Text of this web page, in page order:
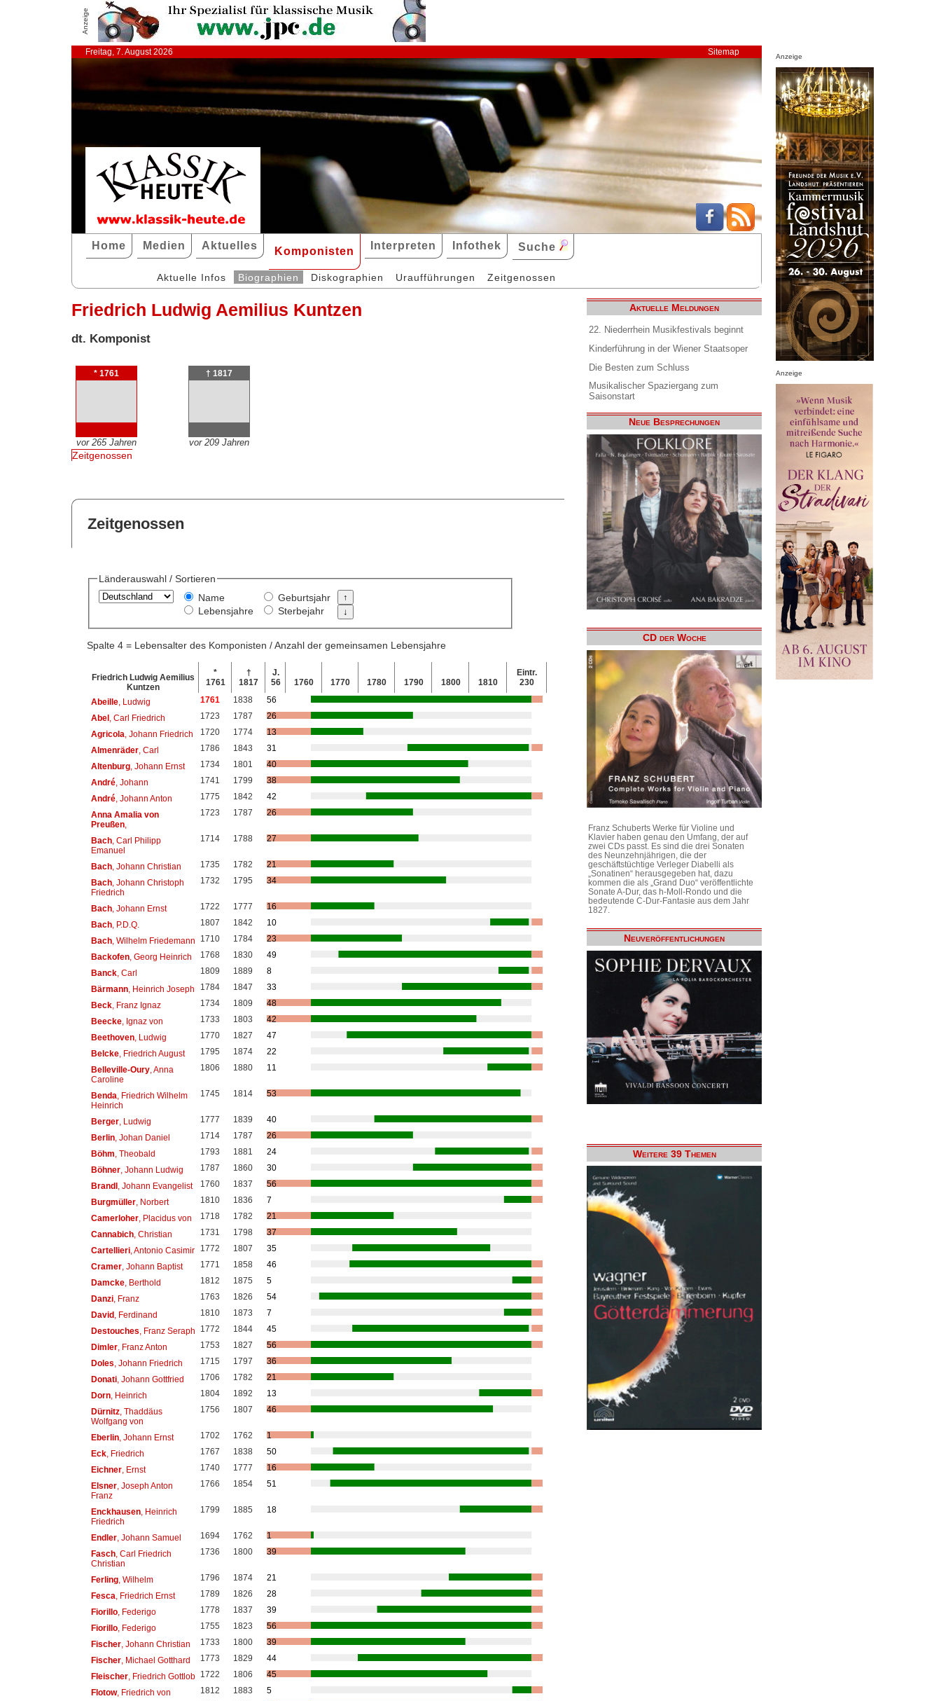
Anzeige
Freitag, 7. August 2026 Sitemap
Home Medien Aktuelles Komponisten Interpreten Infothek Suche
Aktuelle Infos Biographien Diskographien Uraufführungen Zeitgenossen
Friedrich Ludwig Aemilius Kuntzen
dt. Komponist
* 1761
vor 265 Jahren
† 1817
vor 209 Jahren
Zeitgenossen
Zeitgenossen
Länderauswahl / Sortieren
Name
Lebensjahre
Geburtsjahr
Sterbejahr
Spalte 4 = Lebensalter des Komponisten / Anzahl der gemeinsamen Lebensjahre
Friedrich Ludwig Aemilius
Kuntzen
*
1761
†
1817
J.
56
1760 1770 1780 1790 1800 1810
Eintr.
230
Abeille, Ludwig 1761 1838
56
Abel, Carl Friedrich 1723 1787
26
Agricola , Johann Friedrich 1720 1774
13
Almenräder, Carl 1786 1843
31
Altenburg, Johann Ernst 1734 1801
40
André, Johann 1741 1799
38
André, Johann Anton 1775 1842
42
Anna Amalia von
Preußen,
1723 1787 26
Bach, Carl Philipp
Emanuel
1714 1788 27
Bach, Johann Christian 1735 1782
21
Bach, Johann Christoph
Friedrich
1732 1795 34
Bach, Johann Ernst 1722 1777
16
Bach, P.D.Q. 1807 1842
10
Bach, Wilhelm Friedemann 1710 1784
23
Backofen, Georg Heinrich 1768 1830
49
Banck, Carl 1809 1889
8
Bärmann, Heinrich Joseph 1784 1847
33
Beck, Franz Ignaz 1734 1809
48
Beecke, Ignaz von 1733 1803
42
Beethoven, Ludwig 1770 1827
47
Belcke, Friedrich August 1795 1874
22
Belleville-Oury, Anna
Caroline
1806 1880 11
Benda , Friedrich Wilhelm
Heinrich
1745 1814 53
Berger, Ludwig 1777 1839
40
Berlin, Johan Daniel 1714 1787
26
Böhm , Theobald 1793 1881
24
Böhner, Johann Ludwig 1787 1860
30
Brandl, Johann Evangelist 1760 1837
56
Burgmüller, Norbert 1810 1836
7
Camerloher, Placidus von 1718 1782
21
Cannabich, Christian 1731 1798
37
Cartellieri, Antonio Casimir 1772 1807
35
Cramer, Johann Baptist 1771 1858
46
Damcke, Berthold 1812 1875
5
Danzi, Franz 1763 1826
54
David, Ferdinand 1810 1873
7
Destouches , Franz Seraph 1772 1844
45
Dimler, Franz Anton 1753 1827
56
Doles , Johann Friedrich 1715 1797
36
Donati, Johann Gottfried 1706 1782
21
Dorn, Heinrich 1804 1892
13
Dürnitz, Thaddäus
Wolfgang von
1756 1807 46
Eberlin, Johann Ernst 1702 1762
1
Eck, Friedrich 1767 1838
50
Eichner, Ernst 1740 1777
16
Elsner, Joseph Anton
Franz
1766 1854 51
Enckhausen, Heinrich
Friedrich
1799 1885 18
Endler, Johann Samuel 1694 1762
1
Fasch, Carl Friedrich
Christian
1736 1800 39
Ferling, Wilhelm 1796 1874
21
Fesca , Friedrich Ernst 1789 1826
28
Fiorillo, Federigo 1778 1837
39
Fiorillo, Federigo 1755 1823
56
Fischer, Johann Christian 1733 1800
39
Fischer, Michael Gotthard 1773 1829
44
Fleischer, Friedrich Gottlob 1722 1806
45
Flotow, Friedrich von 1812 1883
5
Aktuelle Meldungen
22. Niederrhein Musikfestivals beginnt
Kinderführung in der Wiener Staatsoper
Die Besten zum Schluss
Musikalischer Spaziergang zum
Saisonstart
Neue Besprechungen
CD der Woche
Franz Schuberts Werke für Violine und
Klavier haben genau den Umfang, der auf
zwei CDs passt. Es sind die drei Sonaten
des Neunzehnjährigen, die der
geschäftstüchtige Verleger Diabelli als
„Sonatinen“ herausgegeben hat, dazu
kommen die als „Grand Duo“ veröffentlichte
Sonate A-Dur, das h-Moll-Rondo und die
bedeutende C-Dur-Fantasie aus dem Jahr
1827.
Neuveröffentlichungen
Weitere 39 Themen
Anzeige
Anzeige